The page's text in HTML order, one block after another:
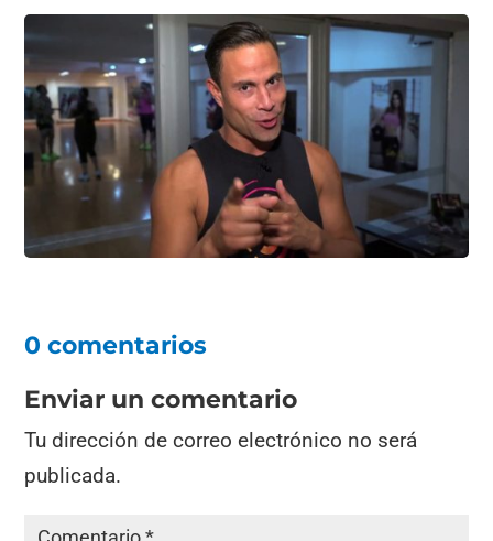
0 comentarios
Enviar un comentario
Tu dirección de correo electrónico no será
publicada.